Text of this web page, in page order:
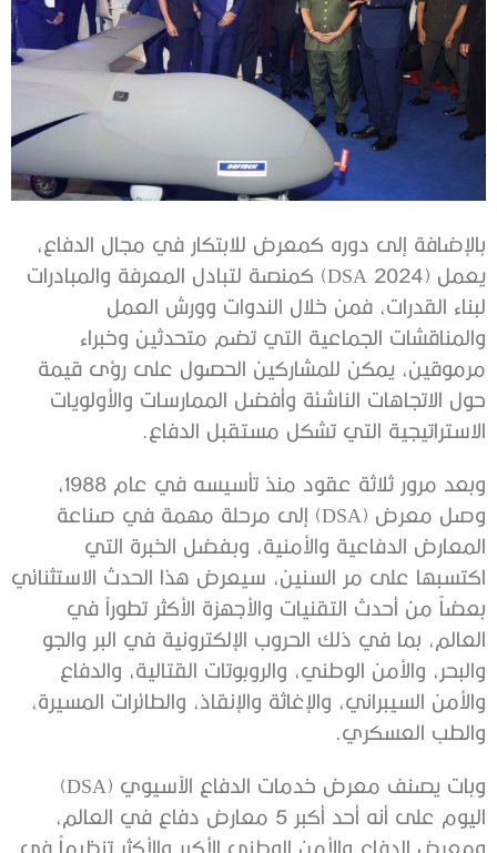
بالإضافة إلى دوره كمعرض للابتكار في مجال الدفاع،
يعمل (DSA 2024) كمنصة لتبادل المعرفة والمبادرات
لبناء القدرات، فمن خلال الندوات وورش العمل
والمناقشات الجماعية التي تضم متحدثين وخبراء
مرموقين، يمكن للمشاركين الحصول على رؤى قيمة
حول الاتجاهات الناشئة وأفضل الممارسات والأولويات
الاستراتيجية التي تشكل مستقبل الدفاع.
وبعد مرور ثلاثة عقود منذ تأسيسه في عام 1988،
وصل معرض (DSA) إلى مرحلة مهمة في صناعة
المعارض الدفاعية والأمنية، وبفضل الخبرة التي
اكتسبها على مر السنين، سيعرض هذا الحدث الاستثنائي
بعضاً من أحدث التقنيات والأجهزة الأكثر تطوراً في
العالم، بما في ذلك الحروب الإلكترونية في البر والجو
والبحر، والأمن الوطني، والروبوتات القتالية، والدفاع
والأمن السيبراني، والإغاثة والإنقاذ، والطائرات المسيرة،
والطب العسكري.
وبات يصنف معرض خدمات الدفاع الآسيوي (DSA)
اليوم على أنه أحد أكبر 5 معارض دفاع في العالم،
ومعرض الدفاع والأمن الوطني الأكبر والأكثر تنظيماً في